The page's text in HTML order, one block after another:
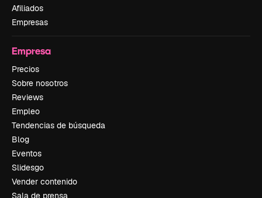
Afiliados
Empresas
Empresa
Precios
Sobre nosotros
Reviews
Empleo
Tendencias de búsqueda
Blog
Eventos
Slidesgo
Vender contenido
Sala de prensa